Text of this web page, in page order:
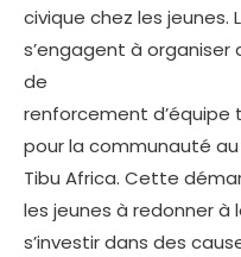
civique chez les jeunes.
s’engagent à
de
renforcement d’équipe
pour la communauté au
Tibu Africa. Cette
les jeunes à redonner
s’investir dans des